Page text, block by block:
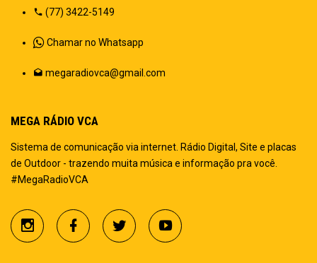
(77) 3422-5149
Chamar no Whatsapp
megaradiovca@gmail.com
MEGA RÁDIO VCA
Sistema de comunicação via internet. Rádio Digital, Site e placas
de Outdoor - trazendo muita música e informação pra você.
#MegaRadioVCA